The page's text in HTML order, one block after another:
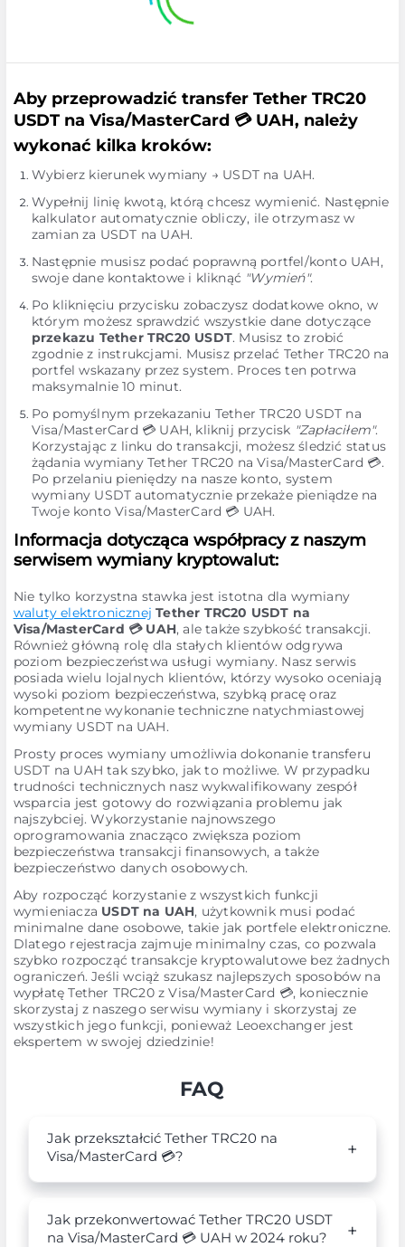
Aby przeprowadzić transfer Tether TRC20
USDT na Visa/MasterCard 💳 UAH, należy
wykonać kilka kroków:
Wybierz kierunek wymiany → USDT na UAH.
Wypełnij linię kwotą, którą chcesz wymienić. Następnie
kalkulator automatycznie obliczy, ile otrzymasz w
zamian za USDT na UAH.
Następnie musisz podać poprawną portfel/konto UAH,
swoje dane kontaktowe i kliknąć "Wymień".
Po kliknięciu przycisku zobaczysz dodatkowe okno, w
którym możesz sprawdzić wszystkie dane dotyczące
przekazu Tether TRC20 USDT. Musisz to zrobić
zgodnie z instrukcjami. Musisz przelać Tether TRC20 na
portfel wskazany przez system. Proces ten potrwa
maksymalnie 10 minut.
Po pomyślnym przekazaniu Tether TRC20 USDT na
Visa/MasterCard 💳 UAH, kliknij przycisk "Zapłaciłem".
Korzystając z linku do transakcji, możesz śledzić status
żądania wymiany Tether TRC20 na Visa/MasterCard 💳.
Po przelaniu pieniędzy na nasze konto, system
wymiany USDT automatycznie przekaże pieniądze na
Twoje konto Visa/MasterCard 💳 UAH.
Informacja dotycząca współpracy z naszym
serwisem wymiany kryptowalut:
Nie tylko korzystna stawka jest istotna dla wymiany
waluty elektronicznej Tether TRC20 USDT na
Visa/MasterCard 💳 UAH, ale także szybkość transakcji.
Również główną rolę dla stałych klientów odgrywa
poziom bezpieczeństwa usługi wymiany. Nasz serwis
posiada wielu lojalnych klientów, którzy wysoko oceniają
wysoki poziom bezpieczeństwa, szybką pracę oraz
kompetentne wykonanie techniczne natychmiastowej
wymiany USDT na UAH.
Prosty proces wymiany umożliwia dokonanie transferu
USDT na UAH tak szybko, jak to możliwe. W przypadku
trudności technicznych nasz wykwalifikowany zespół
wsparcia jest gotowy do rozwiązania problemu jak
najszybciej. Wykorzystanie najnowszego
oprogramowania znacząco zwiększa poziom
bezpieczeństwa transakcji finansowych, a także
bezpieczeństwo danych osobowych.
Aby rozpocząć korzystanie z wszystkich funkcji
wymieniacza USDT na UAH, użytkownik musi podać
minimalne dane osobowe, takie jak portfele elektroniczne.
Dlatego rejestracja zajmuje minimalny czas, co pozwala
szybko rozpocząć transakcje kryptowalutowe bez żadnych
ograniczeń. Jeśli wciąż szukasz najlepszych sposobów na
wypłatę Tether TRC20 z Visa/MasterCard 💳, koniecznie
skorzystaj z naszego serwisu wymiany i skorzystaj ze
wszystkich jego funkcji, ponieważ Leoexchanger jest
ekspertem w swojej dziedzinie!
FAQ
Jak przekształcić Tether TRC20 na
Visa/MasterCard 💳?
Jak przekonwertować Tether TRC20 USDT
na Visa/MasterCard 💳 UAH w 2024 roku?